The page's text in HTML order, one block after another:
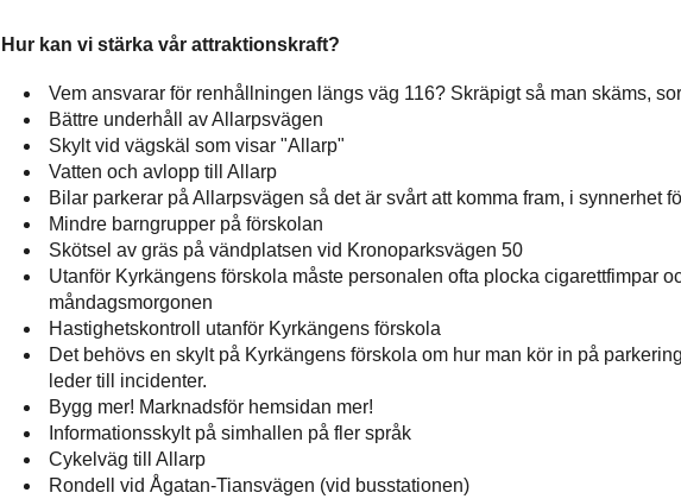
Hur kan vi stärka vår attraktionskraft?
Vem ansvarar för renhållningen längs väg 116? Skräpigt så man skäms,
Bättre underhåll av Allarpsvägen
Skylt vid vägskäl som visar "Allarp"
Vatten och avlopp till Allarp
Bilar parkerar på Allarpsvägen så det är svårt att komma fram, i synnerhet
Mindre barngrupper på förskolan
Skötsel av gräs på vändplatsen vid Kronoparksvägen 50
Utanför Kyrkängens förskola måste personalen ofta plocka cigarettfimpar
måndagsmorgonen
Hastighetskontroll utanför Kyrkängens förskola
Det behövs en skylt på Kyrkängens förskola om hur man kör in på
leder till incidenter.
Bygg mer! Marknadsför hemsidan mer!
Informationsskylt på simhallen på fler språk
Cykelväg till Allarp
Rondell vid Ågatan-Tiansvägen (vid busstationen)